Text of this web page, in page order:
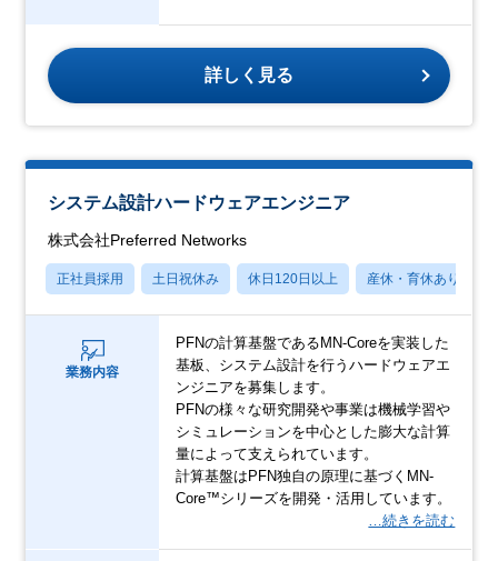
詳しく見る
システム設計ハードウェアエンジニア
株式会社Preferred Networks
正社員採用 土日祝休み 休日120日以上 産休・育休あり
業務内容
PFNの計算基盤であるMN-Coreを実装した
基板、システム設計を行うハードウェアエ
ンジニアを募集します。
PFNの様々な研究開発や事業は機械学習や
シミュレーションを中心とした膨大な計算
量によって支えられています。
計算基盤はPFN独自の原理に基づくMN-
Core™シリーズを開発・活用しています。
…続きを読む